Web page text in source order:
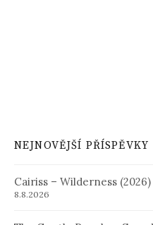
NEJNOVĚJŠÍ PŘÍSPĚVKY
Cairiss – Wilderness (2026)
8.8.2026